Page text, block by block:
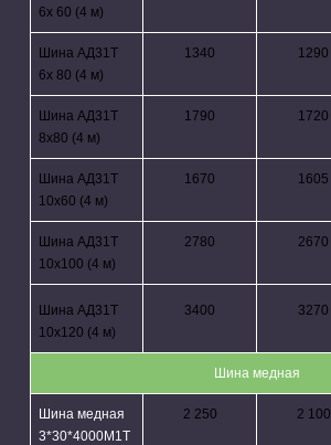
6х 60 (4 м)
Шина АД31Т
6х 80 (4 м)
1340 1290
Шина АД31Т
8х80 (4 м)
1790 1720
Шина АД31Т
10х60 (4 м)
1670 1605
Шина АД31Т
10х100 (4 м)
2780 2670
Шина АД31Т
10х120 (4 м)
3400 3270
Шина медная
Шина медная
3*30*4000М1Т
2 250 2 100